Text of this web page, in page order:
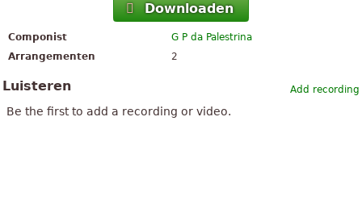
Downloaden
Componist
G P da Palestrina
Arrangementen
2
Add recording
Luisteren
Be the first to add a recording or video.